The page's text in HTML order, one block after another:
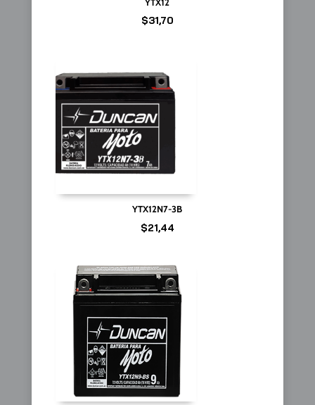
$31,70
YTX12N7-3B
$21,44